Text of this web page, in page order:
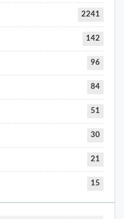
2241
142
96
84
51
30
21
15